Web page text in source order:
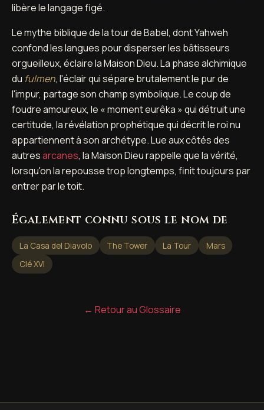
libère le langage figé.
Le mythe biblique de la tour de Babel, dont Yahweh
confond les langues pour disperser les bâtisseurs
orgueilleux, éclaire la Maison Dieu. La phase alchimique
du fulmen, l'éclair qui sépare brutalement le pur de
l'impur, partage son champ symbolique. Le coup de
foudre amoureux, le « moment eurêka » qui détruit une
certitude, la révélation prophétique qui décrit le roi nu
appartiennent à son archétype. Lue aux côtés des
autresarcanes, la Maison Dieu rappelle que la vérité,
lorsqu'on la repousse trop longtemps, finit toujours par
entrer par le toit.
Également connu sous le nom de
La Casa del Diavolo The Tower La Tour
Mars
Clé XVI
← Retour au Glossaire